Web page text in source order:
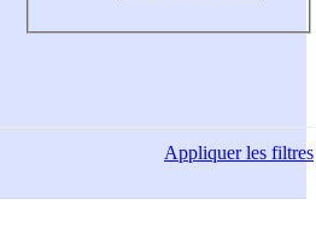
Appliquerles filtres